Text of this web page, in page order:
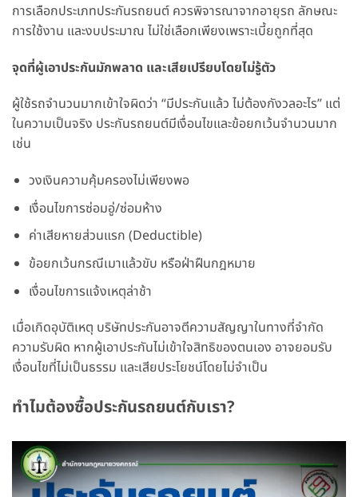
การเลือกประเภทประกันรถยนต์ ควรพิจารณาจากอายุรถ ลักษณะ
การใช้งาน และงบประมาณ ไม่ใช่เลือกเพียงเพราะเบี้ยถูกที่สุด
จุดที่ผู้เอาประกันมักพลาด และเสียเปรียบโดยไม่รู้ตัว
ผู้ใช้รถจำนวนมากเข้าใจผิดว่า “มีประกันแล้ว ไม่ต้องกังวลอะไร” แต่
ในความเป็นจริง ประกันรถยนต์มีเงื่อนไขและข้อยกเว้นจำนวนมาก
เช่น
วงเงินความคุ้มครองไม่เพียงพอ
เงื่อนไขการซ่อมอู่/ซ่อมห้าง
ค่าเสียหายส่วนแรก (Deductible)
ข้อยกเว้นกรณีเมาแล้วขับ หรือฝ่าฝืนกฎหมาย
เงื่อนไขการแจ้งเหตุล่าช้า
เมื่อเกิดอุบัติเหตุ บริษัทประกันอาจตีความสัญญาในทางที่จำกัด
ความรับผิด หากผู้เอาประกันไม่เข้าใจสิทธิของตนเอง อาจยอมรับ
เงื่อนไขที่ไม่เป็นธรรม และเสียประโยชน์โดยไม่จำเป็น
ทำไมต้องซื้อประกันรถยนต์กับเรา?